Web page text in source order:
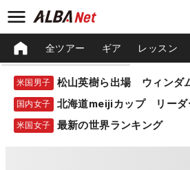
全ツアー ギア レッスン
米国男子
国内女子 北海道meijiカップ リーダ
米国女子 最新の世界ランキング